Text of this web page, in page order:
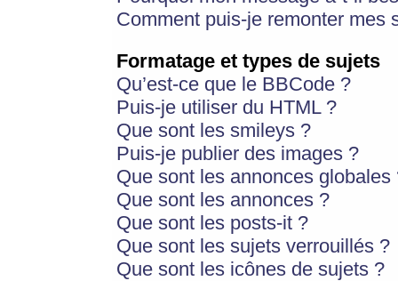
Comment puis-je remonter mes
Formatage et types de sujets
Qu’est-ce que le BBCode ?
Puis-je utiliser du HTML ?
Que sont les smileys ?
Puis-je publier des images ?
Que sont les annonces globales
Que sont les annonces ?
Que sont les posts-it ?
Que sont les sujets verrouillés ?
Que sont les icônes de sujets ?